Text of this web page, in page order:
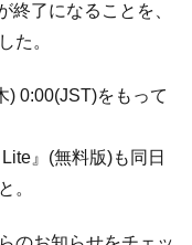
終了になることを、
た。
) 0:00(JST)をもって
』(無料版)も同日
。